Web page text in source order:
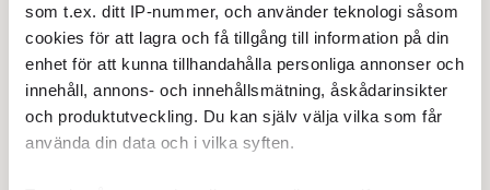
som t.ex. ditt IP-nummer, och använder teknologi såsom
cookies för att lagra och få tillgång till information på din
enhet för att kunna tillhandahålla personliga annonser och
innehåll, annons- och innehållsmätning, åskådarinsikter
och produktutveckling. Du kan själv välja vilka som får
använda din data och i vilka syften.